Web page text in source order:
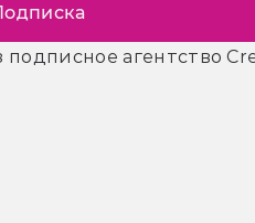
агентство